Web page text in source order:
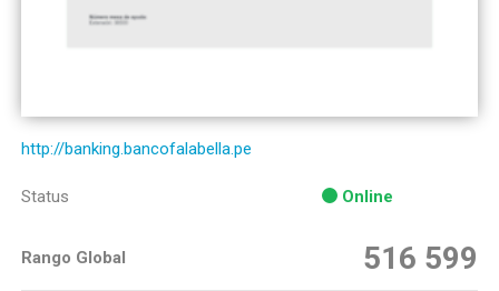
http://banking.bancofalabella.pe
Status Online
Rango Global 516 599